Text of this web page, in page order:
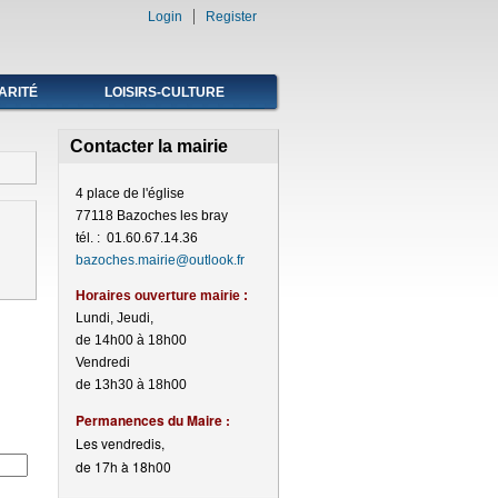
Login Register
LOISIRS-CULTURE
Contacter la mairie
4 place de l'église
77118 Bazoches les bray
tél. : 01.60.67.14.36
bazoches.mairie@outlook.fr
Horaires ouverture mairie :
Lundi, Jeudi,
de 14h00 à 18h00
Vendredi
de 13h30 à 18h00
Permanences du Maire :
Les vendredis,
de 17h à 18h00